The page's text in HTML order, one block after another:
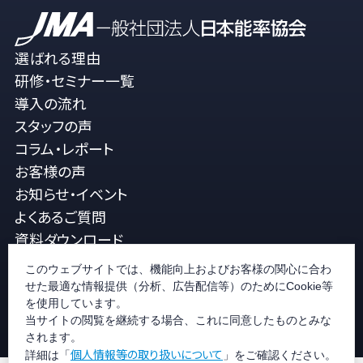
このウェブサイトでは、機能向上およびお客様の関心に合わ
せた最適な情報提供（分析、広告配信等）のためにCookie等
を使用しています。
当サイトの閲覧を継続する場合、これに同意したものとみな
されます。
詳細は「個人情報等の取り扱いについて 」をご確認ください。
コラムを検索
選ばれる理由
研修・セミナー一覧
導入の流れ
スタッフの声
コラム・レポート
お客様の声
お知らせ・イベント
よくあるご質問
資料ダウンロード
メルマガ登録
JMA公式ホームページ
お問い合せ